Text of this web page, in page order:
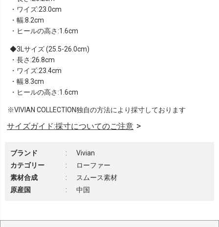
・ワイズ:23.0cm
・幅:8.2cm
・ヒールの高さ:1.6cm
3Lサイズ (25.5-26.0cm)
・長さ:26.8cm
・ワイズ:23.4cm
・幅:8.3cm
・ヒールの高さ:1.6cm
※VIVIAN COLLECTION独自の方法により採寸しております
サイズガイド:採寸についてのご注意
ブランド :
Vivian
カテゴリー
:
ローファー
素材合成
:
スムース素材
原産国
: 中国